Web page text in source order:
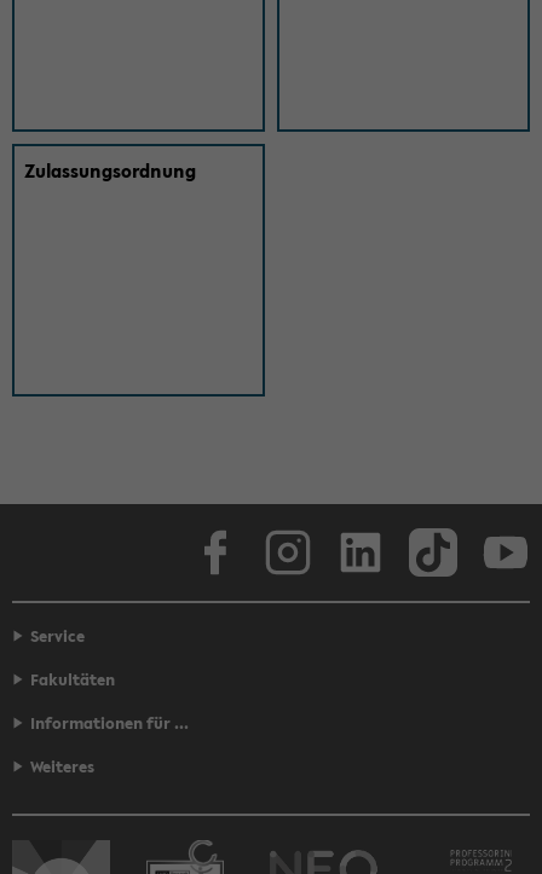
Zulassungs­ordnung
Face­book
Service
Fakultäten
Informationen für ...
Weiteres